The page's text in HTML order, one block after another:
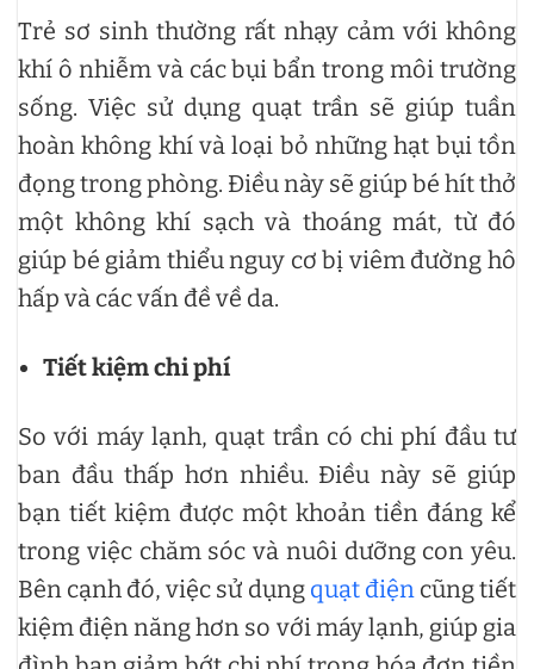
Trẻ sơ sinh thường rất nhạy cảm với không
khí ô nhiễm và các bụi bẩn trong môi trường
sống. Việc sử dụng quạt trần sẽ giúp tuần
hoàn không khí và loại bỏ những hạt bụi tồn
đọng trong phòng. Điều này sẽ giúp bé hít thở
một không khí sạch và thoáng mát, từ đó
giúp bé giảm thiểu nguy cơ bị viêm đường hô
hấp và các vấn đề về da.
Tiết kiệm chi phí
So với máy lạnh, quạt trần có chi phí đầu tư
ban đầu thấp hơn nhiều. Điều này sẽ giúp
bạn tiết kiệm được một khoản tiền đáng kể
trong việc chăm sóc và nuôi dưỡng con yêu.
Bên cạnh đó, việc sử dụng quạt điện cũng tiết
kiệm điện năng hơn so với máy lạnh, giúp gia